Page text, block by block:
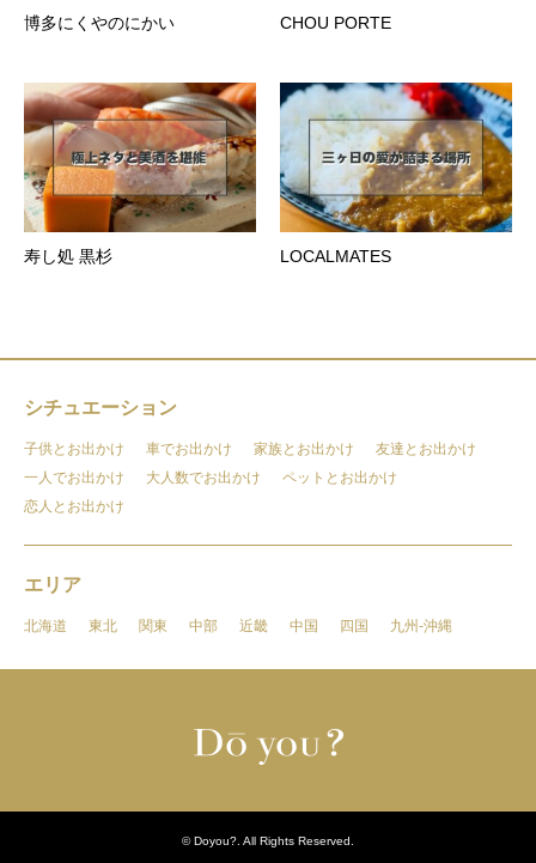
博多にくやのにかい CHOU PORTE
寿し処 黒杉 LOCALMATES
シチュエーション
子供とお出かけ 車でお出かけ 家族とお出かけ
友達とお出かけ
一人でお出かけ
大人数でお出かけ
ペットとお出かけ
恋人とお出かけ
エリア
北海道 東北 関東 中部 近畿 中国 四国 九州-沖縄
©Doyou?. All Rights Reserved.